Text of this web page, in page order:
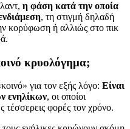
η φάση κατά την οποία
, τη στιγμή δηλαδή
κορύφωση ή αλλιώς στο πικ
κρυολόγημα;
για τον εξής λόγο: Είναι
ενηλίκων, οι οποίοι
φορές τον χρόνο.